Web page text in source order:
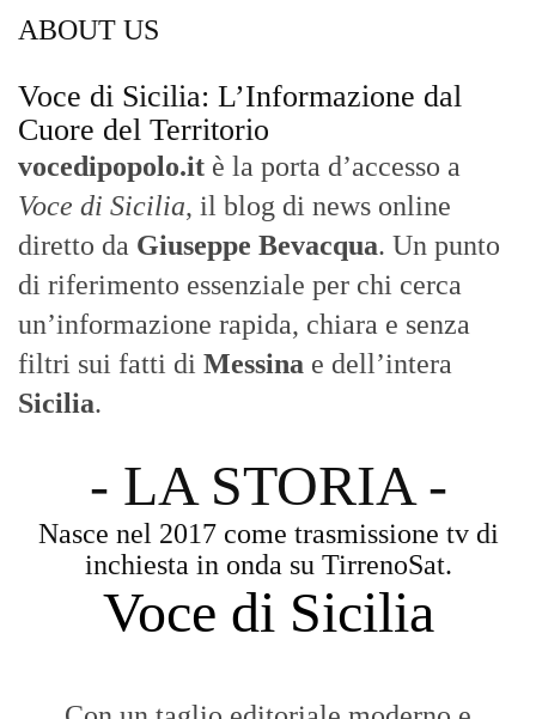
ABOUT US
Voce di Sicilia: L’Informazione dal
Cuore del Territorio
vocedipopolo.it è la porta d’accesso a
Voce di Sicilia, il blog di news online
diretto da Giuseppe Bevacqua. Un punto
di riferimento essenziale per chi cerca
un’informazione rapida, chiara e senza
filtri sui fatti di Messina e dell’intera
Sicilia.
- LA STORIA -
Nasce nel 2017 come trasmissione tv di
inchiesta in onda su TirrenoSat.
Voce di Sicilia